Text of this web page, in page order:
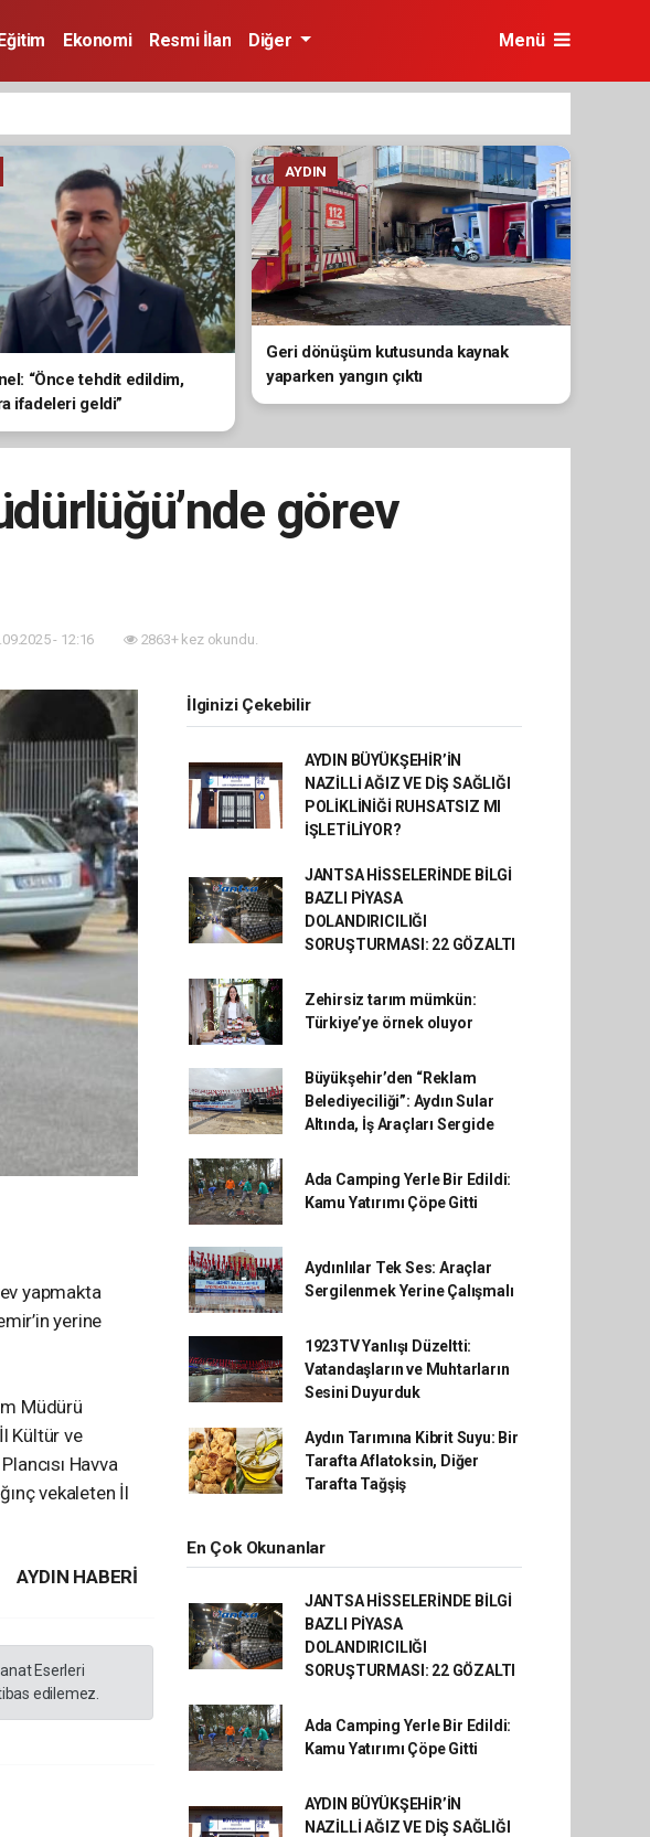
Ekonomi Resmi İlan Diğer Menü
“Önce tehdit edildim,
ifadeleri geldi”
AYDIN
Geri dönüşüm kutusunda kaynak
yaparken yangın çıktı
görev
- 12:16 2863+ kez okundu.
yapmakta
yerine
Müdürü
Kültür ve
Havva
vekaleten İl
AYDIN HABERİ
Eserleri
edilemez.
İlginizi Çekebilir
AYDIN BÜYÜKŞEHİR’İN
NAZİLLİ AĞIZ VE DİŞ SAĞLIĞI
POLİKLİNİĞİ RUHSATSIZ MI
İŞLETİLİYOR?
JANTSA HİSSELERİNDE BİLGİ
BAZLI PİYASA
DOLANDIRICILIĞI
SORUŞTURMASI: 22 GÖZALTI
Zehirsiz tarım mümkün:
Türkiye’ye örnek oluyor
Büyükşehir’den “Reklam
Belediyeciliği”: Aydın Sular
Altında, İş Araçları Sergide
Ada Camping Yerle Bir Edildi:
Kamu Yatırımı Çöpe Gitti
Aydınlılar Tek Ses: Araçlar
Sergilenmek Yerine Çalışmalı
1923TV Yanlışı Düzeltti:
Vatandaşların ve Muhtarların
Sesini Duyurduk
Aydın Tarımına Kibrit Suyu: Bir
Tarafta Aflatoksin, Diğer
Tarafta Tağşiş
En Çok Okunanlar
JANTSA HİSSELERİNDE BİLGİ
BAZLI PİYASA
DOLANDIRICILIĞI
SORUŞTURMASI: 22 GÖZALTI
Ada Camping Yerle Bir Edildi:
Kamu Yatırımı Çöpe Gitti
AYDIN BÜYÜKŞEHİR’İN
NAZİLLİ AĞIZ VE DİŞ SAĞLIĞI